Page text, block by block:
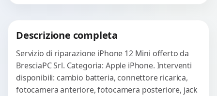
avanzati per...
Descrizione completa
Servizio di riparazione iPhone 12 Mini offerto da
BresciaPC Srl. Categoria: Apple iPhone. Interventi
disponibili: cambio batteria, connettore ricarica,
fotocamera anteriore, fotocamera posteriore, jack